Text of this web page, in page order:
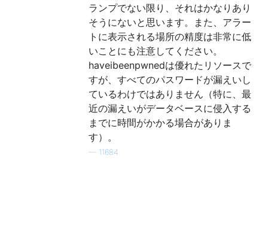
ランプでない限り、それはかなりあり
そうにないと思います。また、アラー
トに表示される場所の精度は非常に低
いことにも注意してください。
haveibeenpwnedは優れたリソースで
すが、すべてのパスワードが漏えいし
ているわけではありません（特に、最
近の漏えいがデータベースに侵入する
までに時間がかかる場合がありま
す）。
— 11684